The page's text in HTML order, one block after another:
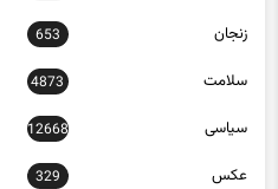
زنجان 653
سلامت 4873
سیاسی 12668
عکس 329